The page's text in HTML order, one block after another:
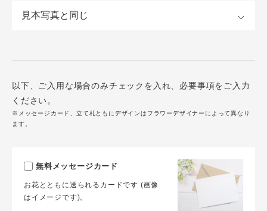
以下、ご入用な場合のみチェックを入れ、必要事項をご入力
ください。
※メッセージカード、立て札ともにデザインはフラワーデザイナーによって異なり
ます。
無料メッセージカード
お花とともに送られるカードです (画像
はイメージです)。